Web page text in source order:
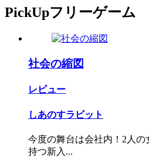
PickUpフリーゲーム
社会の縮図
レビュー
しあのすラビット
今度の舞台は会社内！2人
持つ新入...